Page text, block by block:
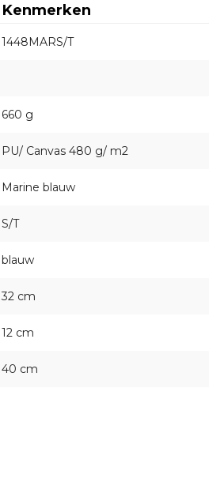
Kenmerken
1448MARS/T
660 g
PU/ Canvas 480 g/ m2
Marine blauw
S/T
blauw
32 cm
12 cm
40 cm